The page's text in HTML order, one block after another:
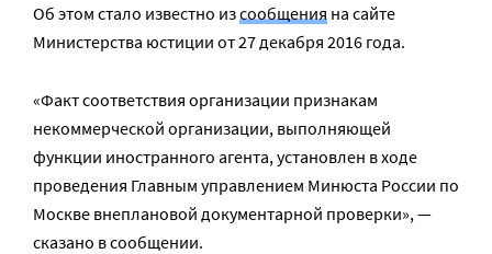
Об этом стало известно изсообщения на сайте
Министерства юстиции от 27 декабря 2016 года.
«Факт соответствия организации признакам
некоммерческой организации, выполняющей
функции иностранного агента, установлен в ходе
проведения Главным управлением Минюста России по
Москве внеплановой документарной проверки», —
сказано в сообщении.